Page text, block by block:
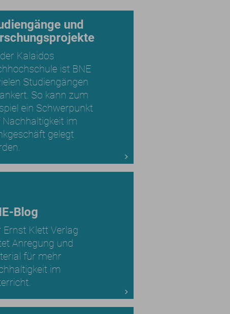
und
Kalaidos
ist BNE
Studiengängen
So kann zum
ein Schwerpunkt
Nachhaltigkeit im
gelegt
Blog
Ernst Klett Verlag
Anregung und
für mehr
im